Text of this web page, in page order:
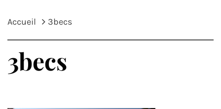
Accueil 3becs
3becs